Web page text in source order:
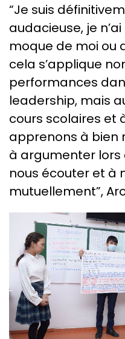
“Je suis
audacieuse, je
moque de moi ou
cela s’applique
performances
leadership, mais
cours scolaires et
apprenons à bien
à argumenter lors
nous écouter et à
mutuellement”,